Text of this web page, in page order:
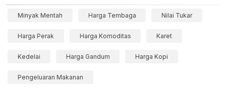
Minyak Mentah Harga Tembaga Nilai Tukar
Harga Perak Harga Komoditas Karet
Kedelai Harga Gandum Harga Kopi
Pengeluaran Makanan